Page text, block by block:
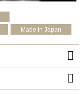
Made in Japan

